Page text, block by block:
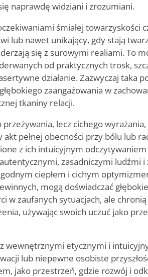
naprawdę widziani i zrozumiani.
śmiałej towarzyskości
lub nawet unikający, gdy stają
się z surowymi realiami. To
od praktycznych trosk,
działanie. Zazwyczaj taka
zaangażowania w
tkaniny relacji.
lecz cichego
pełnej obecności przy bólu lub
z ich intuicyjnym
zasadniczymi ludźmi i
ciepłem i cichym
mogą doświadczać
w zaufanych sytuacjach, ale chronią
używając swoich uczuć jako
wewnętrznymi etycznymi i
lub niepewne osobiste
jako przestrzeń, gdzie rozwój i